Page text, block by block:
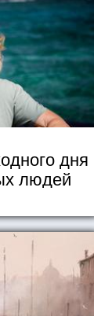
дня
людей